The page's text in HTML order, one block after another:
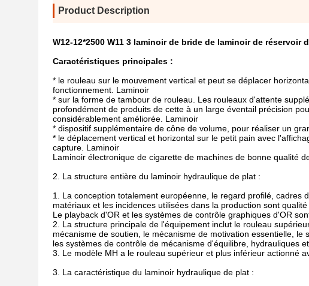
Product Description
W12-12*2500 W11 3 laminoir de bride de laminoir de
Caractéristiques principales :
* le rouleau sur le mouvement vertical et peut se déplacer
fonctionnement. Laminoir
* sur la forme de tambour de rouleau. Les rouleaux d'attente
profondément de produits de cette à un large éventail précision
considérablement améliorée. Laminoir
* dispositif supplémentaire de cône de volume, pour réaliser un
* le déplacement vertical et horizontal sur le petit pain avec
capture. Laminoir
Laminoir électronique de cigarette de machines de bonne qualité
2. La structure entière du laminoir hydraulique de plat :
1. La conception totalement européenne, le regard profilé, cadres
matériaux et les incidences utilisées dans la production sont
Le playback d'OR et les systèmes de contrôle graphiques d'OR
2. La structure principale de l'équipement inclut le rouleau
mécanisme de soutien, le mécanisme de motivation essentielle,
les systèmes de contrôle de mécanisme d'équilibre, hydrauliques
3. Le modèle MH a le rouleau supérieur et plus inférieur actionné
3. La caractéristique du laminoir hydraulique de plat :